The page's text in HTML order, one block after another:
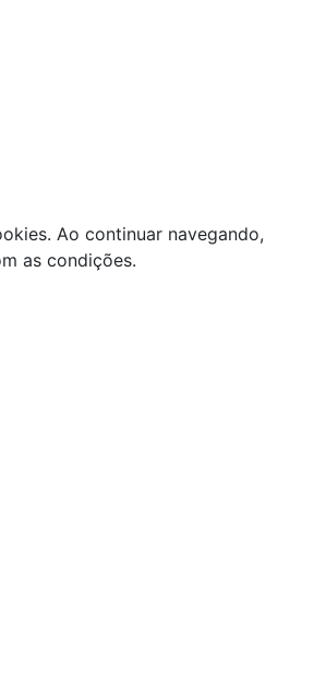
Ao continuar navegando,
as condições.